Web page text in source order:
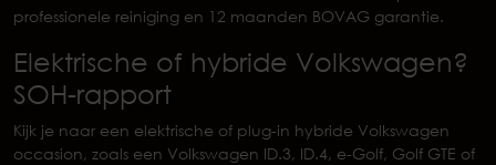
professionele reiniging en 12 maanden BOVAG garantie.
Elektrische of hybride Volkswagen?
SOH-rapport
Kijk je naar een elektrische of plug-in hybride Volkswagen
occasion, zoals een Volkswagen ID.3, ID.4, e-Golf, Golf GTE of